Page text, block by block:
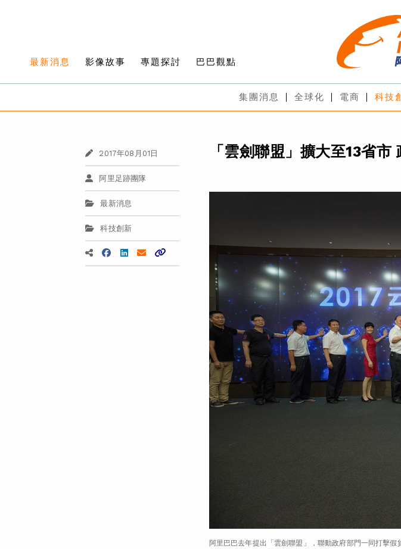
最新消息 影像故事 專題探討 巴巴觀點
集團消息 全球化 電商 科技
2017年08月01日
阿里足跡團隊
最新消息
科技創新
「雲劍聯盟」擴大至13省市
阿里巴巴去年提出「雲劍聯盟」，聯動政府部門一同打擊